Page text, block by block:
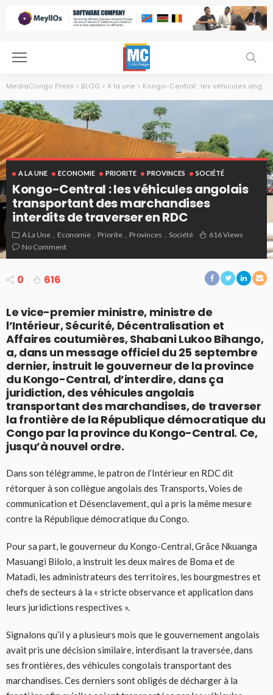
MediaCongo Press > BLOG > A la une > Kongo-Central : les véhicules angolais transportant des marchandises interdits de traverser en RDC
A LA UNE ECONOMIE PRIORITE PROVINCES SOCIÉTÉ
Kongo-Central : les véhicules angolais
transportant des marchandises
interdits de traverser en RDC
A La Une Economie Priorite Provinces Société
616 Views
No Comment
0 616
Le vice-premier ministre, ministre de
l’Intérieur, Sécurité, Décentralisation et
Affaires coutumières, Shabani Lukoo Bihango,
a, dans un message officiel du 25 septembre
dernier, instruit le gouverneur de la province
du Kongo-Central, d’interdire, dans ça
juridiction, des véhicules angolais
transportant des marchandises, de traverser
la frontière de la République démocratique du
Congo par la province du Kongo-Central. Ce,
jusqu’à nouvel ordre.
Dans son télégramme, le patron de l’Intérieur en RDC dit
rétorquer à son collègue angolais des Transports, Voies de
communication et Désenclavement, qui a pris la même mesure
contre la République démocratique du Congo.
Pour sa part, le gouverneur du Kongo-Central, Grâce Nkuanga
Masuangi Bilolo, a instruit les deux maires de Boma et de
Matadi, les administrateurs des territoires, les bourgmestres et
chefs de secteurs à la « stricte observance et application dans
leurs juridictions respectives ».
Signalons qu’il y a plusieurs mois que le gouvernement angolais
avait pris une décision similaire, interdisant la traversée, dans
ses frontières, des véhicules congolais transportant des
marchandises. Ces derniers sont obligés de décharger à la